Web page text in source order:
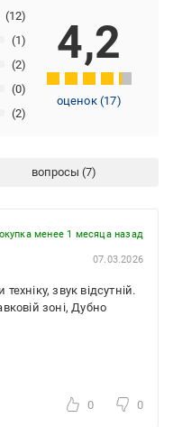
(2)
(0)
(2)
(1)
(12)
4,2
оценок (17)
вопросы
менее 1 месяца назад
07.03.2026
звук відсутній.
зоні, Дубно
0 0